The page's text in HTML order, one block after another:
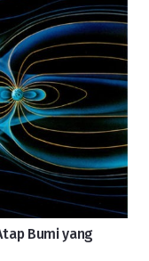
Bumi yang